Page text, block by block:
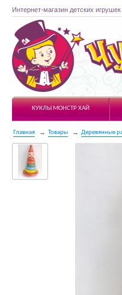
Интернет-магазин детских игрушек
Чудесарик
КУКЛЫ МОНСТР ХАЙ
Главная Товары Деревянные